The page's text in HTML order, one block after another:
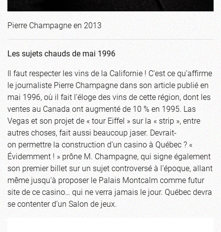
Pierre Champagne en 2013
Les sujets chauds de mai 1996
Il faut respecter les vins de la Californie ! C’est ce qu’affirme
le journaliste Pierre Champagne dans son article publié en
mai 1996, où il fait l’éloge des vins de cette région, dont les
ventes au Canada ont augmenté de 10 % en 1995. Las
Vegas et son projet de « tour Eiffel » sur la « strip », entre
autres choses, fait aussi beaucoup jaser. Devrait-
on permettre la construction d’un casino à Québec ? «
Évidemment ! » prône M. Champagne, qui signe également
son premier billet sur un sujet controversé à l’époque, allant
même jusqu’à proposer le Palais Montcalm comme futur
site de ce casino… qui ne verra jamais le jour. Québec devra
se contenter d’un Salon de jeux.